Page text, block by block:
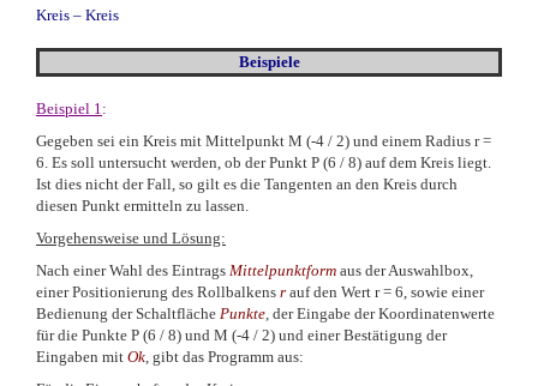
Kreis – Kreis
Beispiele
Beispiel 1:
Gegeben sei ein Kreis mit Mittelpunkt M (-4 / 2) und einem Radius r =
6. Es soll untersucht werden, ob der Punkt P (6 / 8) auf dem Kreis liegt.
Ist dies nicht der Fall, so gilt es die Tangenten an den Kreis durch
diesen Punkt ermitteln zu lassen.
Vorgehensweise und Lösung:
Nach einer Wahl des Eintrags Mittelpunktform aus der Auswahlbox,
einer Positionierung des Rollbalkens r auf den Wert r = 6, sowie einer
Bedienung der Schaltfläche Punkte, der Eingabe der Koordinatenwerte
für die Punkte P (6 / 8) und M (-4 / 2) und einer Bestätigung der
Eingaben mit Ok, gibt das Programm aus: